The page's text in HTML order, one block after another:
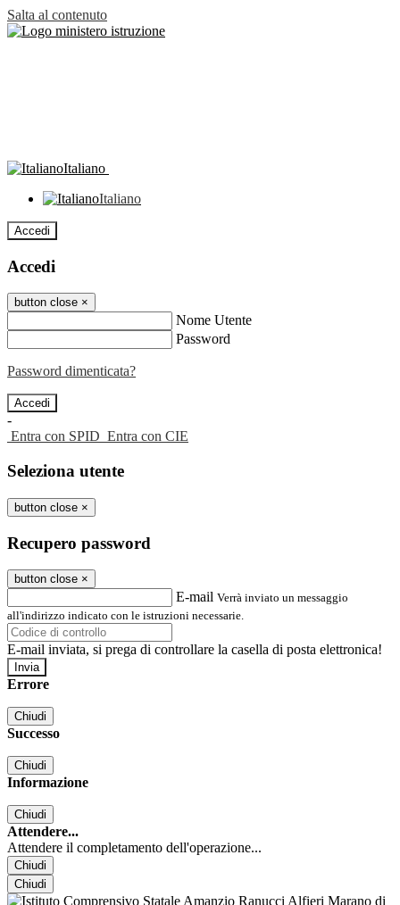
Salta al contenuto
Italiano
Italiano
Accedi
Accedi
button close ×
Nome Utente
Password
Password dimenticata?
-
Entra con SPID Entra con CIE
Seleziona utente
button close ×
Recupero password
button close ×
E-mail Verrà inviato un messaggio
all'indirizzo indicato con le istruzioni necessarie.
E-mail inviata, si prega di controllare la casella di posta elettronica!
Errore
Chiudi
Successo
Chiudi
Informazione
Chiudi
Attendere...
Attendere il completamento dell'operazione...
Chiudi
Chiudi